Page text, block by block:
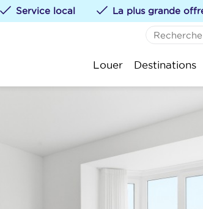
Service local La plus grande
Louer Destinations